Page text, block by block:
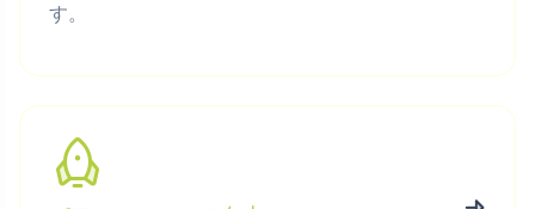
す。